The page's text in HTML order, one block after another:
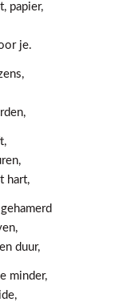
papier,
je.
hart,
duur,
minder,